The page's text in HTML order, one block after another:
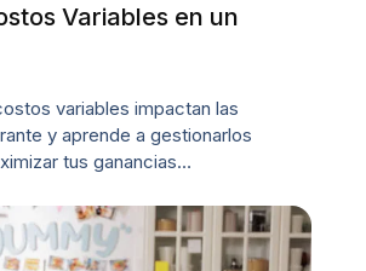
Variables en un
variables impactan las
y aprende a gestionarlos
tus ganancias…